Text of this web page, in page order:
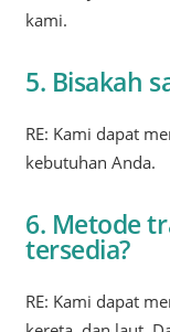
kami.
5. Bisakah
RE: Kami dapat
kebutuhan Anda.
6. Metode
tersedia?
RE: Kami dapat